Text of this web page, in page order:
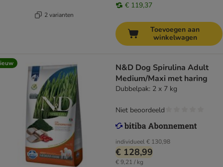
2 varianten
€ 119,37
Toevoegen aan
winkelwagen
N&D Dog Spirulina Adult
Medium/Maxi met haring
Dubbelpak: 2 x 7 kg
individueel€ 130,98
€ 128,99
€ 9,21 / kg
Niet beoordeeld